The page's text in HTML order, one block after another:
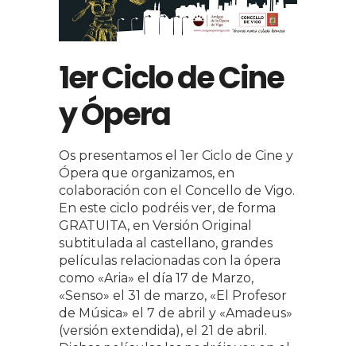
1er Ciclo de Cine
y Ópera
Os presentamos el 1er Ciclo de Cine y
Ópera que organizamos, en
colaboración con el Concello de Vigo.
En este ciclo podréis ver, de forma
GRATUITA, en Versión Original
subtitulada al castellano, grandes
películas relacionadas con la ópera
como «Aria» el día 17 de Marzo,
«Senso» el 31 de marzo, «El Profesor
de Música» el 7 de abril y «Amadeus»
(versión extendida), el 21 de abril.